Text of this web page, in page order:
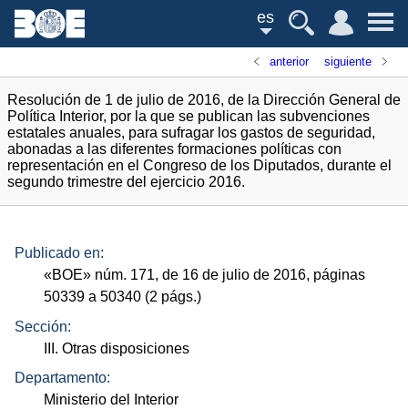
es
anterior siguiente
Resolución de 1 de julio de 2016, de la Dirección General de
Política Interior, por la que se publican las subvenciones
estatales anuales, para sufragar los gastos de seguridad,
abonadas a las diferentes formaciones políticas con
representación en el Congreso de los Diputados, durante el
segundo trimestre del ejercicio 2016.
Publicado en:
«BOE» núm. 171, de 16 de julio de 2016, páginas
50339 a 50340 (2 págs.)
Sección:
III. Otras disposiciones
Departamento:
Ministerio del Interior